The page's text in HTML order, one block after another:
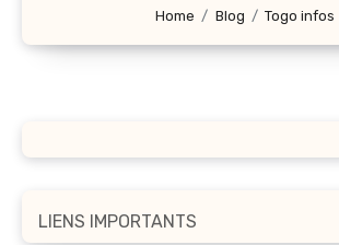
Home Blog Togo infos
LIENS IMPORTANTS